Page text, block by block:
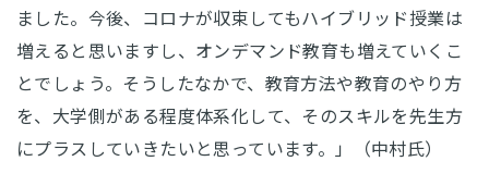
ました。今後、コロナが収束してもハイブリッド授業は
増えると思いますし、オンデマンド教育も増えていくこ
とでしょう。そうしたなかで、教育方法や教育のやり方
を、大学側がある程度体系化して、そのスキルを先生方
にプラスしていきたいと思っています。」（中村氏）